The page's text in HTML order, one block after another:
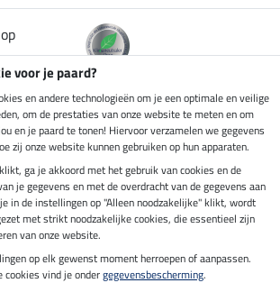
zadel.
Impressum
voor je paard?
en andere technologieën om je een optimale en veilige
om de prestaties van onze website te meten en om
en je paard te tonen! Hiervoor verzamelen we gegevens
zij onze website kunnen gebruiken op hun apparaten.
ga je akkoord met het gebruik van cookies en de
je gegevens en met de overdracht van de gegevens aan
in de instellingen op "Alleen noodzakelijke" klikt, wordt
met strikt noodzakelijke cookies, die essentieel zijn
van onze website.
op elk gewenst moment herroepen of aanpassen.
cookies vind je ondergegevensbescherming.